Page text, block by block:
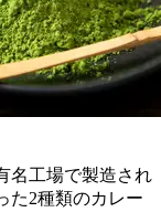
名工場で製造され
た2種類のカレー